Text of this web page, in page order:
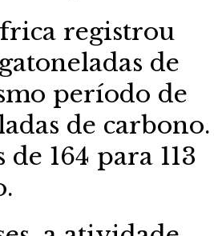
registrou
de
período de
de carbono.
164 para 113